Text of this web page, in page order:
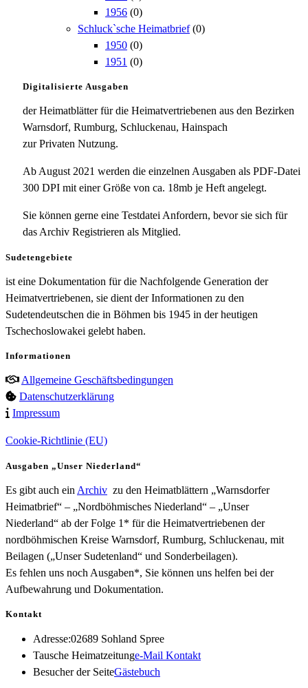
1956 (0)
Schluck`sche Heimatbrief (0)
1950 (0)
1951 (0)
Digitalisierte Ausgaben
der Heimatblätter für die Heimatvertriebenen aus den Bezirken
Warnsdorf, Rumburg, Schluckenau, Hainspach
zur Privaten Nutzung.
Ab August 2021 werden die einzelnen Ausgaben als PDF-Datei
300 DPI mit einer Größe von ca. 18mb je Heft angelegt.
Sie können gerne eine Testdatei Anfordern, bevor sie sich für
das Archiv Registrieren als Mitglied.
Sudetengebiete
ist eine Dokumentation für die Nachfolgende Generation der
Heimatvertriebenen, sie dient der Informationen zu den
Sudetendeutschen die in Böhmen bis 1945 in der heutigen
Tschechoslowakei gelebt haben.
Informationen
Allgemeine Geschäftsbedingungen
Datenschutzerklärung
Impressum
Cookie-Richtlinie (EU)
Ausgaben „Unser Niederland“
Es gibt auch ein Archiv zu den Heimatblättern „Warnsdorfer
Heimatbrief“ – „Nordböhmisches Niederland“ – „Unser
Niederland“ ab der Folge 1* für die Heimatvertriebenen der
nordböhmischen Kreise Warnsdorf, Rumburg, Schluckenau, mit
Beilagen („Unser Sudetenland“ und Sonderbeilagen).
Es fehlen uns noch Ausgaben*, Sie können uns helfen bei der
Aufbewahrung und Dokumentation.
Kontakt
Adresse:02689 Sohland Spree
Tausche Heimatzeitunge-Mail KontaktOpens
Besucher der SeiteGästebuch